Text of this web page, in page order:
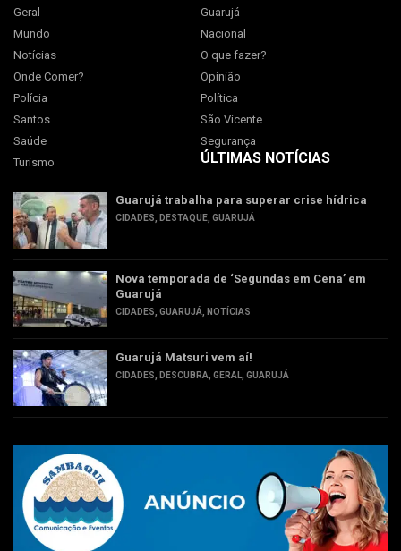
Geral
Guarujá
Mundo
Nacional
Notícias
O que fazer?
Onde Comer?
Opinião
Polícia
Política
Santos
São Vicente
Saúde
Segurança
Turismo
ÚLTIMAS NOTÍCIAS
Guarujá trabalha para superar crise hídrica
CIDADES DESTAQUE GUARUJÁ
Nova temporada de ‘Segundas em Cena’ em
Guarujá
CIDADES GUARUJÁ NOTÍCIAS
Guarujá Matsuri vem aí!
CIDADES DESCUBRA GERAL GUARUJÁ